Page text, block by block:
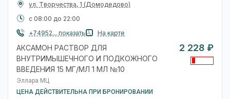
ул. Творчества, 1 (Домодедово)
с 08:00 до 22:00
+74952... показать
На карте
АКСАМОН РАСТВОР ДЛЯ
ВНУТРИМЫШЕЧНОГО И ПОДКОЖНОГО
ВВЕДЕНИЯ 15 МГ/МЛ 1 МЛ №10
Эллара МЦ
ЦЕНА ДЕЙСТВИТЕЛЬНА ПРИ БРОНИРОВАНИИ
2 228 ₽